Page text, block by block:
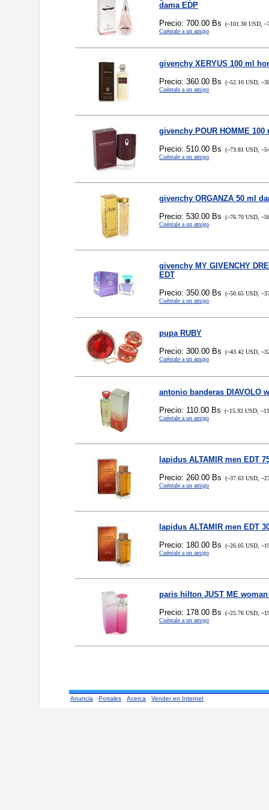
dama EDP
Precio: 700.00 Bs (~101.30 USD,
Cuéntale a un amigo
givenchy XERYUS 100 ml
Precio: 360.00 Bs (~52.10 USD,
Cuéntale a un amigo
givenchy POUR HOMME
Precio: 510.00 Bs (~73.81 USD,
Cuéntale a un amigo
givenchy ORGANZA 50 ml
Precio: 530.00 Bs (~76.70 USD,
Cuéntale a un amigo
givenchy MY GIVENCHY
EDT
Precio: 350.00 Bs (~50.65 USD,
Cuéntale a un amigo
pupa RUBY
Precio: 300.00 Bs (~43.42 USD,
Cuéntale a un amigo
antonio banderas DIAVOLO
Precio: 110.00 Bs (~15.92 USD,
Cuéntale a un amigo
lapidus ALTAMIR men EDT
Precio: 260.00 Bs (~37.63 USD,
Cuéntale a un amigo
lapidus ALTAMIR men EDT
Precio: 180.00 Bs (~26.05 USD,
Cuéntale a un amigo
paris hilton JUST ME
Precio: 178.00 Bs (~25.76 USD,
Cuéntale a un amigo
Anuncia Portales Acerca Vender en Internet